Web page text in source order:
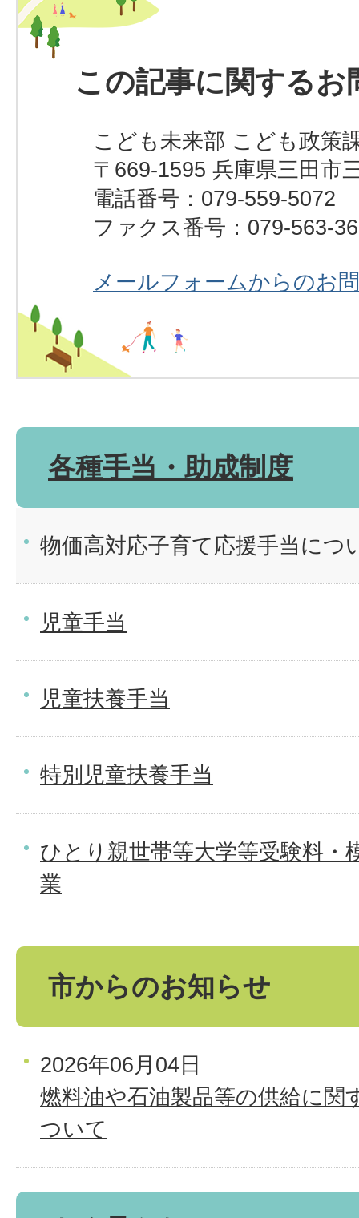
この記事に関するお
こども未来部 こども政策
〒669-1595 兵庫県三田市
電話番号：079-559-5072
ファクス番号：079-563-
メールフォームからのお
各種手当・助成制度
物価高対応子育て応援手当につ
児童手当
児童扶養手当
特別児童扶養手当
ひとり親世帯等大学等受験料・
業
市からのお知らせ
2026年06月04日
燃料油や石油製品等の供給に関
ついて